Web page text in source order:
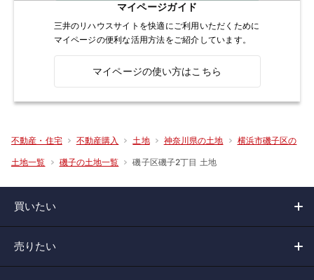
マイページガイド
三井のリハウスサイトを快適にご利用いただくために
マイページの便利な活用方法をご紹介しています。
マイページの使い方はこちら
不動産・住宅 不動産購入 土地 神奈川県の土地 横浜市磯子区の
土地一覧 磯子の土地一覧 磯子区磯子2丁目 土地
買いたい
売りたい